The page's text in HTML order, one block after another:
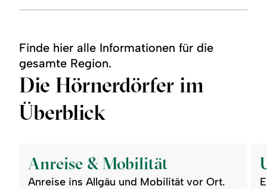
Download
Finde hier alle Informationen für die
gesamte Region.
Die Hörnerdörfer im
Überblick
Anreise & Mobilität
Anreise ins Allgäu und Mobilität vor Ort.
Anreise
Mobilität